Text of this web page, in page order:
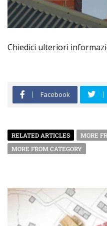
Chiedici ulteriori
Facebook
RELATED ARTICLES
MORE
MORE FROM CATEGORY